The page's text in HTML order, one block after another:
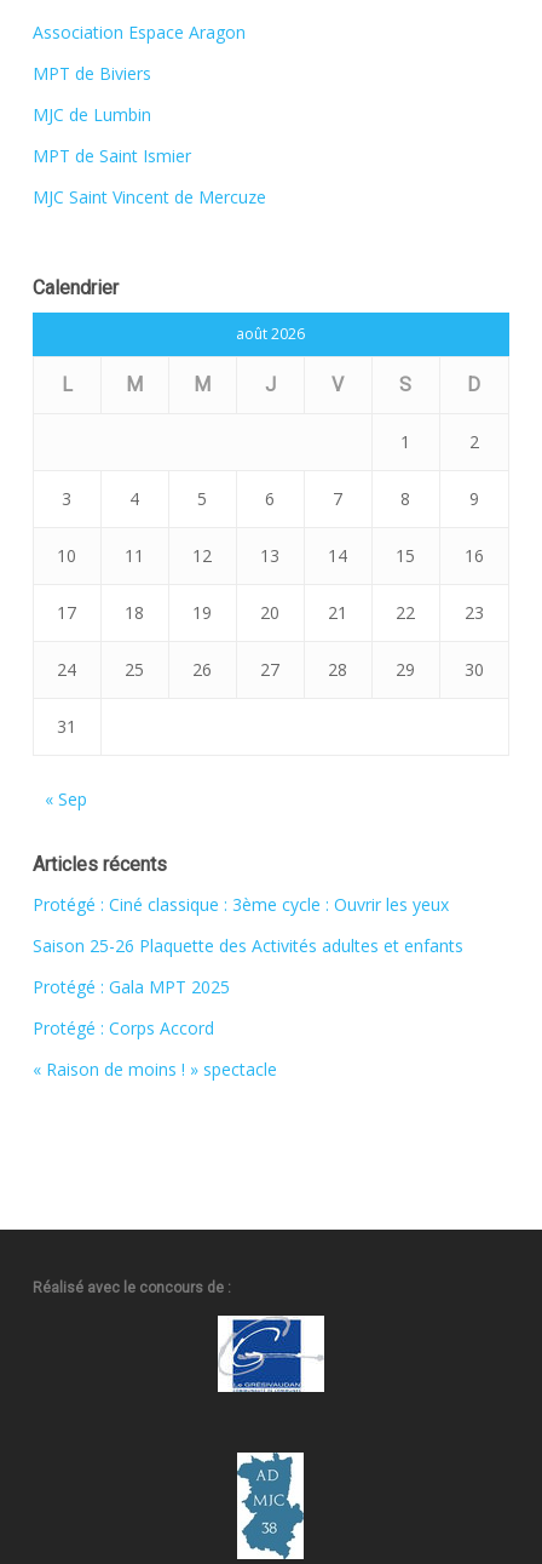
Association Espace Aragon
MPT de Biviers
MJC de Lumbin
MPT de Saint Ismier
MJC Saint Vincent de Mercuze
Calendrier
août 2026
L M M J V S D
1 2
3 4 5 6 7 8 9
10 11 12 13 14 15 16
17 18 19 20 21 22 23
24 25 26 27 28 29 30
31
« Sep
Articles récents
Protégé : Ciné classique : 3ème cycle : Ouvrir les yeux
Saison 25-26 Plaquette des Activités adultes et enfants
Protégé : Gala MPT 2025
Protégé : Corps Accord
« Raison de moins ! » spectacle
Réalisé avec le concours de :